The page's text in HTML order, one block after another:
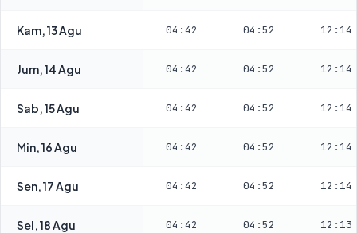
Kam, 13 Agu 04:42 04:52 12:14
Jum, 14 Agu 04:42 04:52 12:14
Sab, 15 Agu 04:42 04:52 12:14
Min, 16 Agu 04:42 04:52 12:14
Sen, 17 Agu 04:42 04:52 12:14
Sel, 18 Agu 04:42 04:52 12:13